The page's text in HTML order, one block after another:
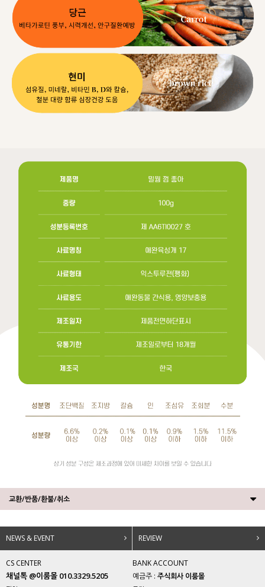
교환/반품/환불/취소
NEWS & EVENT REVIEW
CS CENTER
채널톡 @이룸몰 010.3329.5205
BANK ACCOUNT
예금주 : 주식회사 이룸몰